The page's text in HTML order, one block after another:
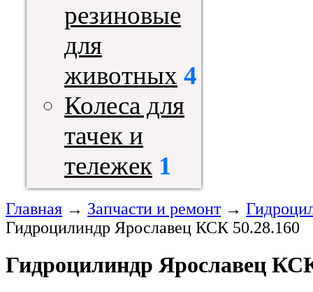
резиновые
для
животных 4
Колеса для
тачек и
тележек 1
Главная → Запчасти и ремонт→
Гидроцилиндр Ярославец КСК 50.28.160
Гидроцилиндр Ярославец